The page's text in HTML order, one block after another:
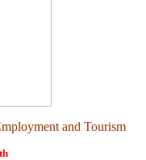
and Tourism